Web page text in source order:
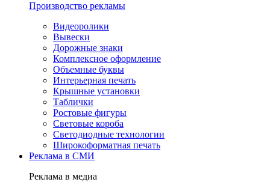
Производство рекламы
Видеоролики
Вывески
Дорожные знаки
Комплексное оформление
Объемные буквы
Интерьерная печать
Крышные установки
Таблички
Ростовые фигуры
Световые короба
Светодиодные технологии
Широкоформатная печать
Реклама в СМИ
Реклама в медиа